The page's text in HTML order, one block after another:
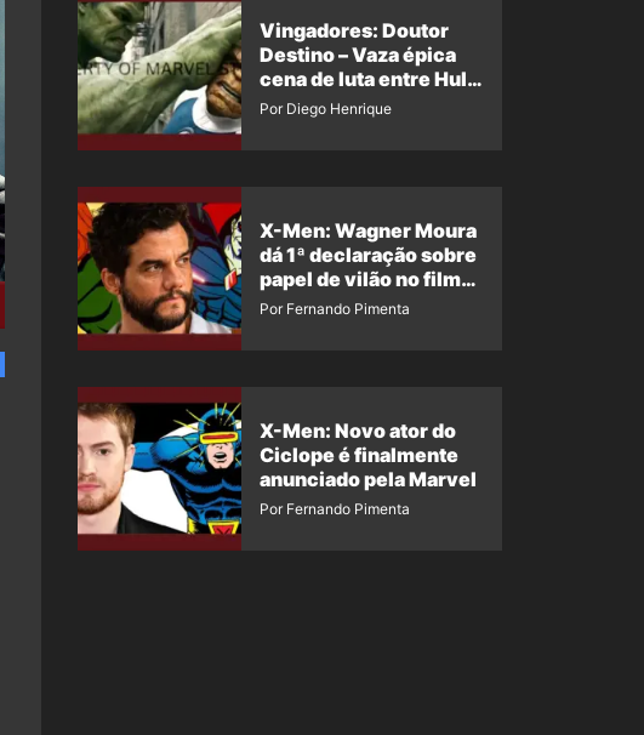
Vingadores: Doutor
Destino – Vaza épica
cena de luta entre Hulk
e o Coisa
Por Diego Henrique
X-Men: Wagner Moura
dá 1ª declaração sobre
papel de vilão no filme
da Marvel
Por Fernando Pimenta
X-Men: Novo ator do
Ciclope é finalmente
anunciado pela Marvel
Por Fernando Pimenta